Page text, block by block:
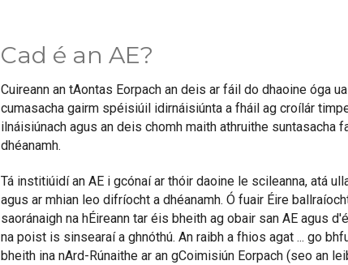
Cad é an AE?
Cuireann an tAontas Eorpach an deis ar fáil do dhaoine óga
cumasacha gairm spéisiúil idirnáisiúnta a fháil ag croílár
ilnáisiúnach agus an deis chomh maith athruithe suntasacha
dhéanamh.
Tá institiúidí an AE i gcónaí ar thóir daoine le scileanna, atá
agus ar mhian leo difríocht a dhéanamh. Ó fuair Éire
saoránaigh na hÉireann tar éis bheith ag obair san AE agus
na poist is sinsearaí a ghnóthú. An raibh a fhios agat ... go
bheith ina nArd-Rúnaithe ar an gCoimisiún Eorpach (seo an